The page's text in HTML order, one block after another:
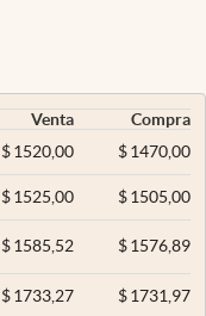
Venta
Compra
$ 1520,00 $1470,00
$ 1525,00 $1505,00
$ 1585,52 $1576,89
$ 1733,27 $1731,97